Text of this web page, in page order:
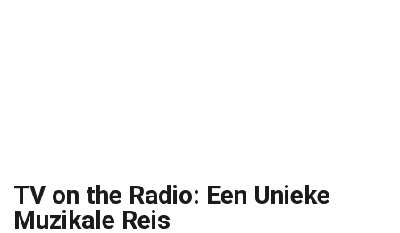
TV on the Radio: Een Unieke
Muzikale Reis